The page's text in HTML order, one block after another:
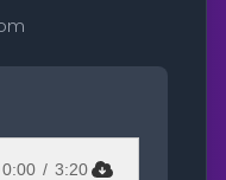
0:00 / 3:20